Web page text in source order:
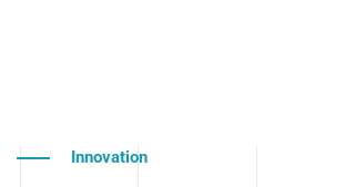
Innovation